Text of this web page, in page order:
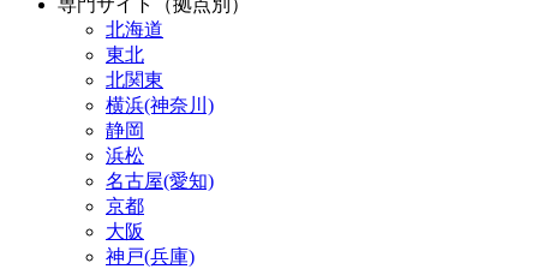
専門サイト（拠点別）
北海道
東北
北関東
横浜(神奈川)
静岡
浜松
名古屋(愛知)
京都
大阪
神戸(兵庫)